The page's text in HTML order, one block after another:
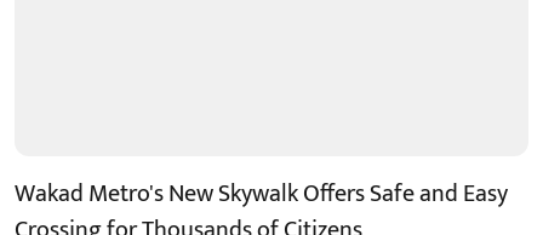
Wakad Metro's New Skywalk Offers Safe and Easy